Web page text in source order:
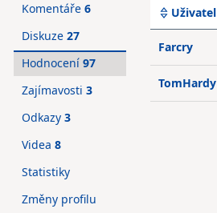
Uživatel
Farcry
TomHardy
Komentáře 6
Diskuze 27
Hodnocení 97
Zajímavosti 3
Odkazy 3
Videa 8
Statistiky
Změny profilu